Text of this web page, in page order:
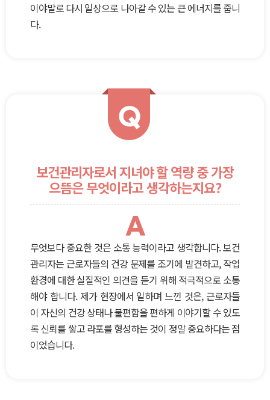
이야말로 다시 일상으로 나아갈 수 있는 큰 에너지를 줍니
다.
Q
보건관리자로서 지녀야 할 역량 중 가장
으뜸은 무엇이라고 생각하는지요?
A
무엇보다 중요한 것은 소통 능력이라고 생각합니다. 보건
관리자는 근로자들의 건강 문제를 조기에 발견하고, 작업
환경에 대한 실질적인 의견을 듣기 위해 적극적으로 소통
해야 합니다. 제가 현장에서 일하며 느낀 것은, 근로자들
이 자신의 건강 상태나 불편함을 편하게 이야기할 수 있도
록 신뢰를 쌓고 라포를 형성하는 것이 정말 중요하다는 점
이었습니다.